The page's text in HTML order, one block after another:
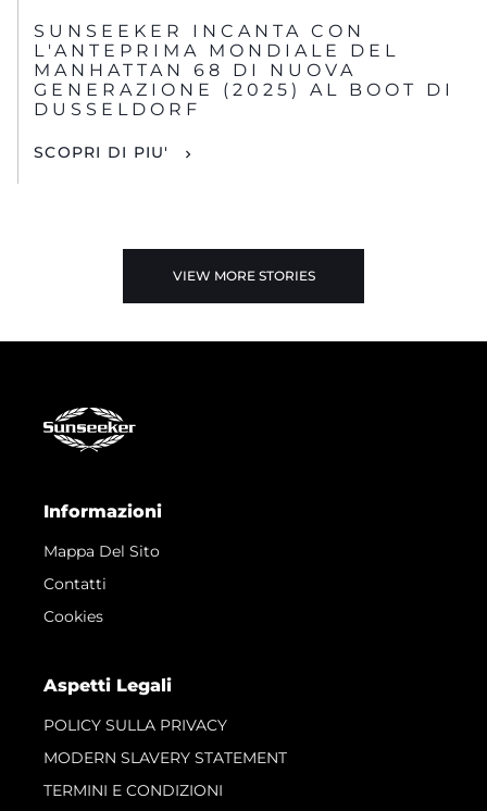
SUNSEEKER INCANTA CON
L'ANTEPRIMA MONDIALE DEL
MANHATTAN 68 DI NUOVA
GENERAZIONE (2025) AL BOOT DI
DUSSELDORF
SCOPRI DI PIU'
VIEW MORE STORIES
Informazioni
Mappa Del Sito
Contatti
Cookies
Aspetti Legali
POLICY SULLA PRIVACY
MODERN SLAVERY STATEMENT
TERMINI E CONDIZIONI